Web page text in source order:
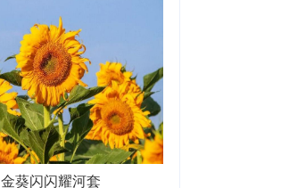
金葵闪闪耀河套